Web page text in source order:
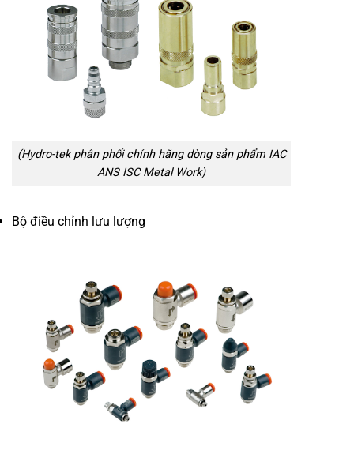
(Hydro-tek phân phối chính hãng dòng sản phẩm IAC
ANS ISC Metal Work)
Bộ điều chỉnh lưu lượng